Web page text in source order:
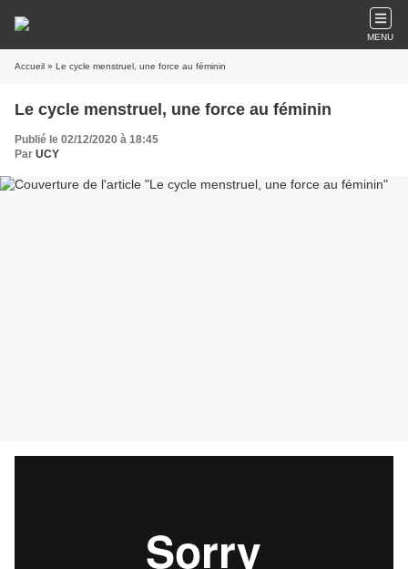
MENU
Accueil » Le cycle menstruel, une force au féminin
Le cycle menstruel, une force au féminin
Publié le 02/12/2020 à 18:45
Par UCY